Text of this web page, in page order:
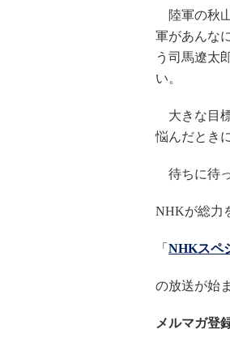
陸軍の秋
軍があんな
う司馬遼太
い。
大きな目
悩んだとき
待ちに待
NHKが総力
「 NHKスペ
の放送が始
メルマガ登